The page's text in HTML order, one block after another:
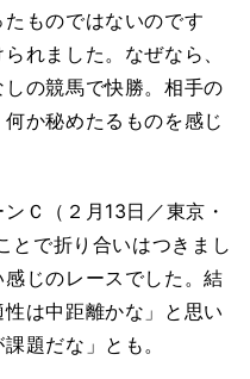
ものではないのです
れました。なぜなら、
の競馬で快勝。相手の
か秘めたるものを感じ
Ｃ（２月13日／東京・
とで折り合いはつきまし
じのレースでした。結
は中距離かな」と思い
題だな」とも。